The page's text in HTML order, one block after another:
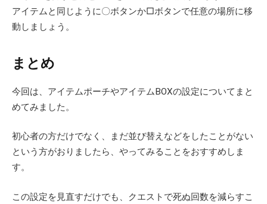
アイテムと同じように〇ボタンか□ボタンで任意の場所に移
動しましょう。
まとめ
今回は、アイテムポーチやアイテムBOXの設定についてまと
めてみました。
初心者の方だけでなく、まだ並び替えなどをしたことがない
という方がおりましたら、やってみることをおすすめしま
す。
この設定を見直すだけでも、クエストで死ぬ回数を減らすこ